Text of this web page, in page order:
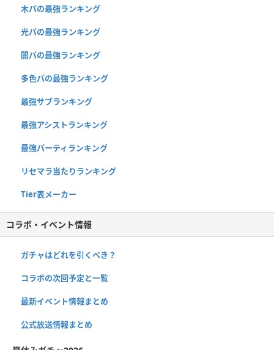
木パの最強ランキング
光パの最強ランキング
闇パの最強ランキング
多色パの最強ランキング
最強サブランキング
最強アシストランキング
最強パーティランキング
リセマラ当たりランキング
Tier表メーカー
コラボ・イベント情報
ガチャはどれを引くべき？
コラボの次回予定と一覧
最新イベント情報まとめ
公式放送情報まとめ